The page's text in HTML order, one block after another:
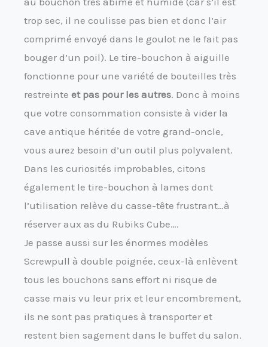
trop sec, il ne coulisse pas bien et donc l’air
comprimé envoyé dans le goulot ne le fait pas
bouger d’un poil). Le tire-bouchon à aiguille
fonctionne pour une variété de bouteilles très
restreinte et pas pour les autres. Donc à moins
que votre consommation consiste à vider la
cave antique héritée de votre grand-oncle,
vous aurez besoin d’un outil plus polyvalent.
Dans les curiosités improbables, citons
également le tire-bouchon à lames dont
l’utilisation relève du casse-tête frustrant…à
réserver aux as du Rubiks Cube….
Je passe aussi sur les énormes modèles
Screwpull à double poignée, ceux-là enlèvent
tous les bouchons sans effort ni risque de
casse mais vu leur prix et leur encombrement,
ils ne sont pas pratiques à transporter et
restent bien sagement dans le buffet du salon.